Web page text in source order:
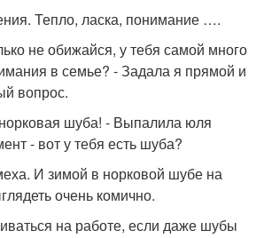
Тепло, ласка, понимание ….
не обижайся, у тебя самой много
в семье? - Задала я прямой и
вопрос.
шуба! - Выпалила юля
- вот у тебя есть шуба?
И зимой в норковой шубе на
очень комично.
на работе, если даже шубы